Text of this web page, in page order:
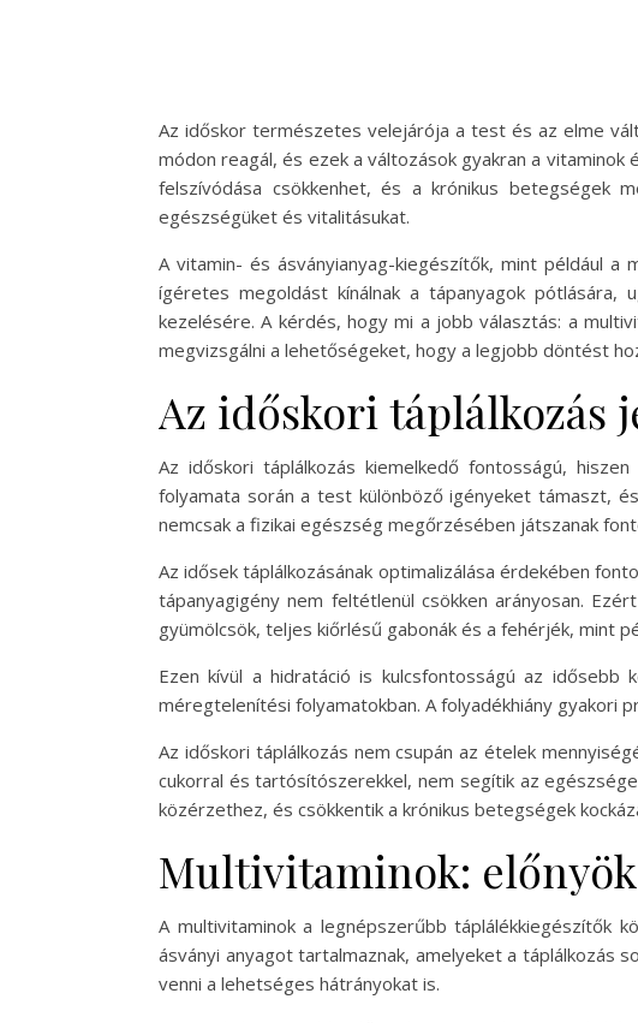
Az időskor természetes velejárója a test és az elme
módon reagál, és ezek a változások gyakran a
felszívódása csökkenhet, és a krónikus betegségek
egészségüket és vitalitásukat.
A vitamin- és ásványianyag-kiegészítők, mint például
ígéretes megoldást kínálnak a tápanyagok
kezelésére. A kérdés, hogy mi a jobb választás: a
megvizsgálni a lehetőségeket, hogy a legjobb döntést
Az időskori táplálkozás
Az időskori táplálkozás kiemelkedő fontosságú,
folyamata során a test különböző igényeket támaszt,
nemcsak a fizikai egészség megőrzésében játszanak
Az idősek táplálkozásának optimalizálása érdekében
tápanyagigény nem feltétlenül csökken arányosan.
gyümölcsök, teljes kiőrlésű gabonák és a fehérjék, mint
Ezen kívül a hidratáció is kulcsfontosságú az
méregtelenítési folyamatokban. A folyadékhiány gyakori
Az időskori táplálkozás nem csupán az ételek
cukorral és tartósítószerekkel, nem segítik az
közérzethez, és csökkentik a krónikus betegségek
Multivitaminok:
A multivitaminok a legnépszerűbb táplálékkiegészítők
ásványi anyagot tartalmaznak, amelyeket a táplálkozás
venni a lehetséges hátrányokat is.